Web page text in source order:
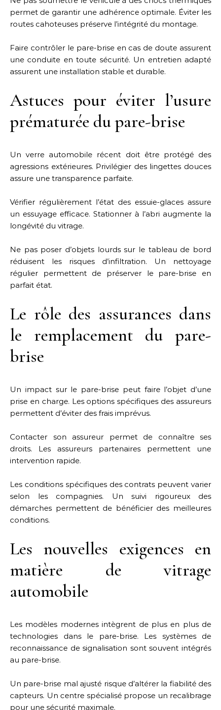
permet de garantir une adhérence optimale. Éviter les
routes cahoteuses préserve l’intégrité du montage.
Faire contrôler le pare-brise en cas de doute assurent
une conduite en toute sécurité. Un entretien adapté
assurent une installation stable et durable.
Astuces pour éviter l’usure
prématurée du pare-brise
Un verre automobile récent doit être protégé des
agressions extérieures. Privilégier des lingettes douces
assure une transparence parfaite.
Vérifier régulièrement l’état des essuie-glaces assure
un essuyage efficace. Stationner à l’abri augmente la
longévité du vitrage.
Ne pas poser d’objets lourds sur le tableau de bord
réduisent les risques d’infiltration. Un nettoyage
régulier permettent de préserver le pare-brise en
parfait état.
Le rôle des assurances dans
le remplacement du pare-
brise
Un impact sur le pare-brise peut faire l’objet d’une
prise en charge. Les options spécifiques des assureurs
permettent d’éviter des frais imprévus.
Contacter son assureur permet de connaître ses
droits. Les assureurs partenaires permettent une
intervention rapide.
Les conditions spécifiques des contrats peuvent varier
selon les compagnies. Un suivi rigoureux des
démarches permettent de bénéficier des meilleures
conditions.
Les nouvelles exigences en
matière de vitrage
automobile
Les modèles modernes intègrent de plus en plus de
technologies dans le pare-brise. Les systèmes de
reconnaissance de signalisation sont souvent intégrés
au pare-brise.
Un pare-brise mal ajusté risque d’altérer la fiabilité des
capteurs. Un centre spécialisé propose un recalibrage
pour une sécurité maximale.